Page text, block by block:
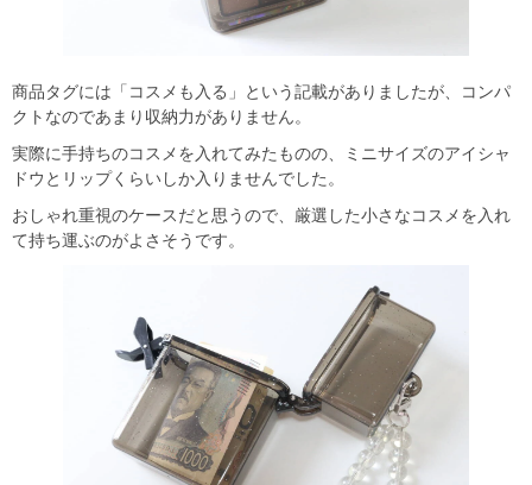
商品タグには「コスメも入る」という記載がありましたが、コンパ
クトなのであまり収納力がありません。
実際に手持ちのコスメを入れてみたものの、ミニサイズのアイシャ
ドウとリップくらいしか入りませんでした。
おしゃれ重視のケースだと思うので、厳選した小さなコスメを入れ
て持ち運ぶのがよさそうです。